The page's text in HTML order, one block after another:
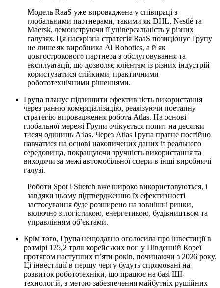
Модель RaaS уже впроваджена у співпраці з
глобальними партнерами, такими як DHL, Nestlé та
Maersk, демонструючи її універсальність у різних
галузях. Ця наскрізна стратегія RaaS позиціонує Групу
не лише як виробника AI Robotics, а й як
довгострокового партнера з обслуговування та
експлуатації, що дозволяє клієнтам із різних індустрій
користуватися стійкими, практичними
робототехнічними рішеннями.
Група планує підвищити ефективність використання
через ранню комерціалізацію, реалізуючи поетапну
стратегію впровадження робота Atlas. На основі
глобальної мережі Групи очікується попит на десятки
тисяч одиниць Atlas. Через Atlas Група прагне постійно
навчатися на основі накопичених даних із реального
середовища, покращуючи зручність використання та
виходячи за межі автомобільної сфери в інші виробничі
галузі.
Роботи Spot і Stretch вже широко використовуються, і
завдяки цьому підтвердженню їх ефективності
застосування буде розширено на зовнішні ринки,
включно з логістикою, енергетикою, будівництвом та
управлінням об’єктами.
Крім того, Група нещодавно оголосила про інвестиції в
розмірі 125,2 трлн корейських вон у Південній Кореї
протягом наступних п’яти років, починаючи з 2026 року.
Ці інвестиції в першу чергу будуть спрямовані на
розвиток робототехніки, що працює на базі ШІ-
технологій, з метою забезпечення майбутніх рушійних